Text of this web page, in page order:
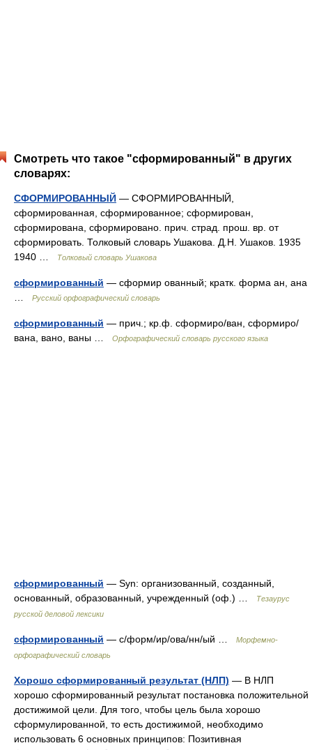
Смотреть что такое "сформированный" в других
словарях:
СФОРМИРОВАННЫЙ — СФОРМИРОВАННЫЙ,
сформированная, сформированное; сформирован,
сформирована, сформировано. прич. страд. прош. вр. от
сформировать. Толковый словарь Ушакова. Д.Н. Ушаков. 1935
1940 …
Толковый словарь Ушакова
сформированный — сформир ованный; кратк. форма ан, ана
Русский орфографический словарь
сформированный — прич.; кр.ф. сформиро/ван, сформиро/
вана, вано, ваны …
Орфографический словарь русского языка
сформированный — Syn: организованный, созданный,
основанный, образованный, учрежденный (оф.) …
Тезаурус
русской деловой лексики
сформированный — с/форм/ир/ова/нн/ый …
Морфемно-
орфографический словарь
Хорошо сформированный результат (НЛП) — В НЛП
хорошо сформированный результат постановка положительной
достижимой цели. Для того, чтобы цель была хорошо
сформулированной, то есть достижимой, необходимо
использовать 6 основных принципов: Позитивная